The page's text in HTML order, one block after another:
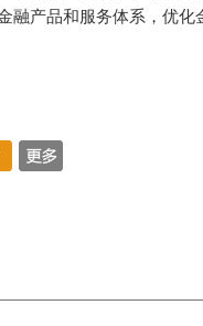
融产品和服务体系，优化